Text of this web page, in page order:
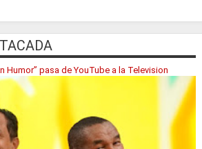
Humor” pasa de YouTube a la Television